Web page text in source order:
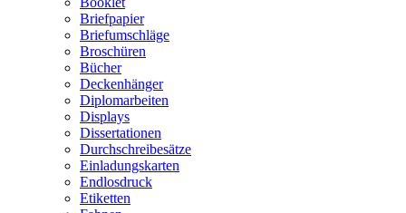
Briefpapier
Briefumschläge
Broschüren
Bücher
Deckenhänger
Diplomarbeiten
Displays
Dissertationen
Durchschreibesätze
Einladungskarten
Endlosdruck
Etiketten